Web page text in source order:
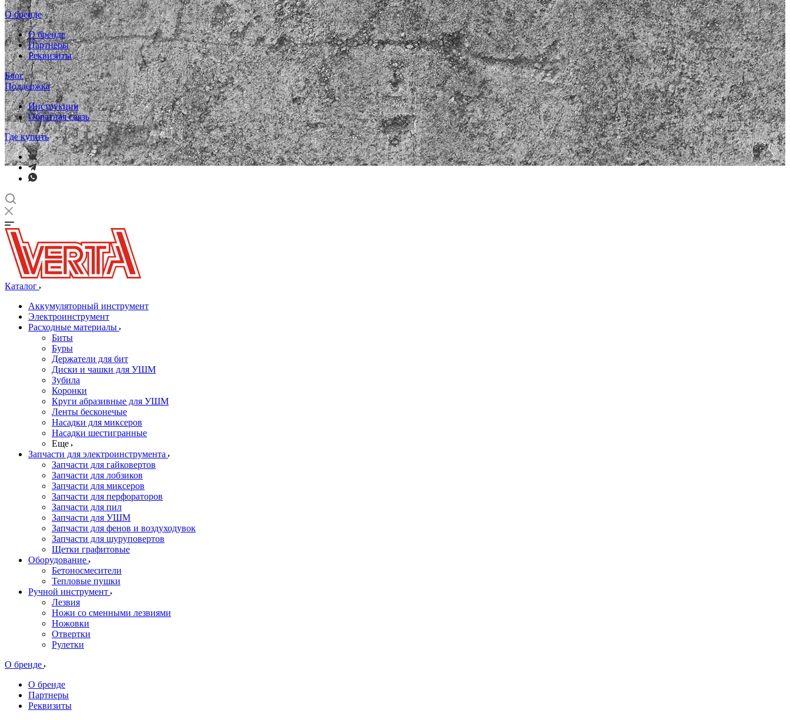
О бренде
О бренде
Партнеры
Реквизиты
Блог
Поддержка
Инструкции
Обратная связь
Где купить
Каталог
Аккумуляторный инструмент
Электроинструмент
Расходные материалы
Биты
Буры
Держатели для бит
Диски и чашки для УШМ
Зубила
Коронки
Круги абразивные для УШМ
Ленты бесконечые
Насадки для миксеров
Насадки шестигранные
Еще
Запчасти для электроинструмента
Запчасти для гайковертов
Запчасти для лобзиков
Запчасти для миксеров
Запчасти для перфораторов
Запчасти для пил
Запчасти для УШМ
Запчасти для фенов и воздуходувок
Запчасти для шуруповертов
Щетки графитовые
Оборудование
Бетоносмесители
Тепловые пушки
Ручной инструмент
Лезвия
Ножи со сменными лезвиями
Ножовки
Отвертки
Рулетки
О бренде
О бренде
Партнеры
Реквизиты